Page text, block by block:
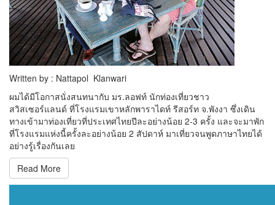
Written by : Nattapol Klanwari
ผมได้มีโอกาสนั่งสนทนากับ มร.ลอฟท์ นักท่องเที่ยวชาว
สวิสเซอร์แลนด์ ที่โรงแรมเขาหลักพาราไดท์ รีสอร์ท จ.พังงา ซึ่งเดิน
ทางเข้ามาท่องเที่ยวที่ประเทศไทยปีละอย่างน้อย 2-3 ครั้ง และจะมาพัก
ที่โรงแรมแห่งนี้ครั้งละอย่างน้อย 2 สัปดาห์ มาเที่ยวจนพูดภาษาไทยได้
อย่างรู้เรื่องกันเลย
Read More